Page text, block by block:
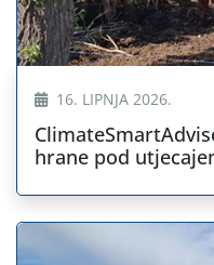
16. LIPNJA 2026.
hrane pod